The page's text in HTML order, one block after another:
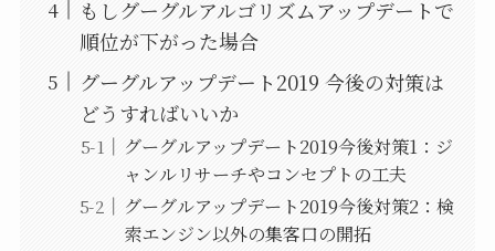
もしグーグルアルゴリズムアップデートで
順位が下がった場合
グーグルアップデート2019 今後の対策は
どうすればいいか
グーグルアップデート2019今後対策1：ジ
ャンルリサーチやコンセプトの工夫
グーグルアップデート2019今後対策2：検
索エンジン以外の集客口の開拓